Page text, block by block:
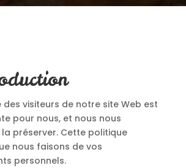
des visiteurs de notre site Web est
pour nous, et nous nous
préserver. Cette politique
nous faisons de vos
personnels.